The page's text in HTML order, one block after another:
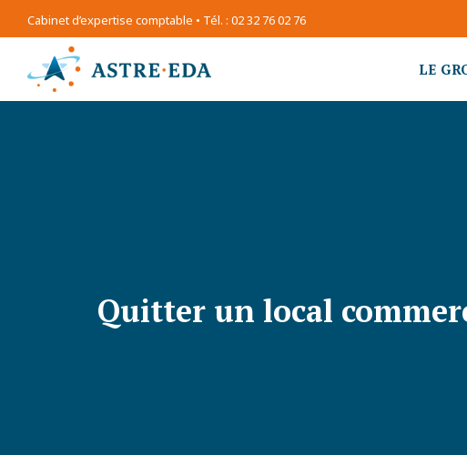
Cabinet d’expertise comptable • Tél. : 02 32 76 02 76
LE
Quitter un local